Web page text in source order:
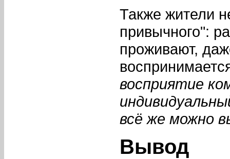
Также жители
привычного":
проживают,
восприятие
всё же можно
Вывод